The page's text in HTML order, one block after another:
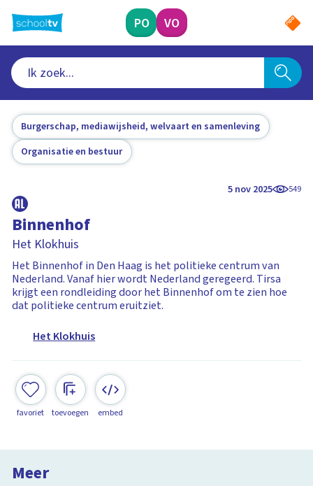
naar
hoofdinhoud
PO VO
Burgerschap, mediawijsheid, welvaart en samenleving
Organisatie en bestuur
5 nov 2025 549
Binnenhof
Het Klokhuis
Het Binnenhof in Den Haag is het politieke centrum van
Nederland. Vanaf hier wordt Nederland geregeerd. Tirsa
krijgt een rondleiding door het Binnenhof om te zien hoe
dat politieke centrum eruitziet.
Het Klokhuis
favoriet toevoegen embed
Meer